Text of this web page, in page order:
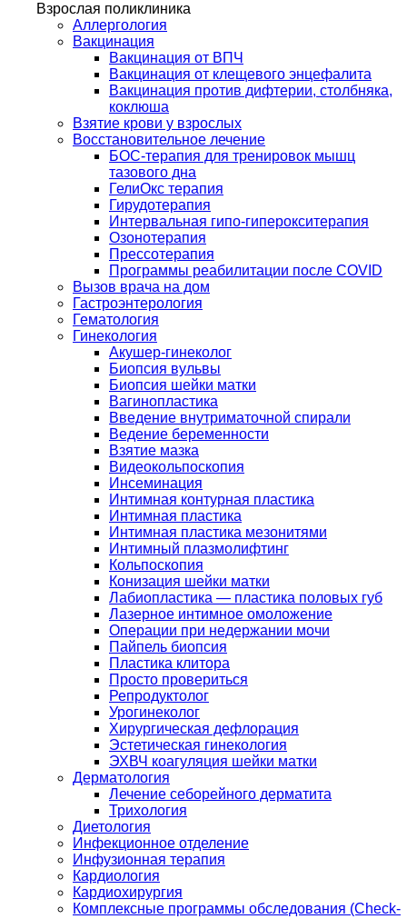
Взрослая поликлиника
Аллергология
Вакцинация
Вакцинация от ВПЧ
Вакцинация от клещевого энцефалита
Вакцинация против дифтерии, столбняка,
коклюша
Взятие крови у взрослых
Восстановительное лечение
БОС-терапия для тренировок мышц
тазового дна
ГелиОкс терапия
Гирудотерапия
Интервальная гипо-гиперокситерапия
Озонотерапия
Прессотерапия
Программы реабилитации после СOVID
Вызов врача на дом
Гастроэнтерология
Гематология
Гинекология
Акушер-гинеколог
Биопсия вульвы
Биопсия шейки матки
Вагинопластика
Введение внутриматочной спирали
Ведение беременности
Взятие мазка
Видеокольпоскопия
Инсеминация
Интимная контурная пластика
Интимная пластика
Интимная пластика мезонитями
Интимный плазмолифтинг
Кольпоскопия
Конизация шейки матки
Лабиопластика — пластика половых губ
Лазерное интимное омоложение
Операции при недержании мочи
Пайпель биопсия
Пластика клитора
Просто провериться
Репродуктолог
Урогинеколог
Хирургическая дефлорация
Эстетическая гинекология
ЭХВЧ коагуляция шейки матки
Дерматология
Лечение себорейного дерматита
Трихология
Диетология
Инфекционное отделение
Инфузионная терапия
Кардиология
Кардиохирургия
Комплексные программы обследования (Check-